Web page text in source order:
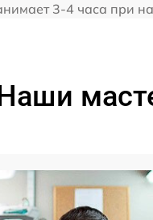
3-4 часа при